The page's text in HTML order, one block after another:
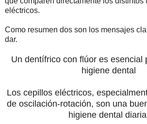
eléctricos.
Como resumen dos son los mensajes
dar.
Un dentífrico con flúor es esencial
higiene dental
Los cepillos eléctricos,
de oscilación-rotación, son una
higiene dental diaria